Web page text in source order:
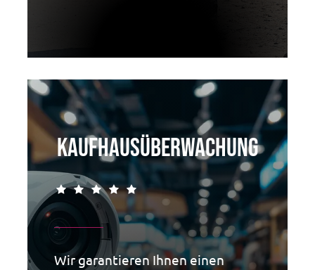
Kaufhausüberwachung
Wir garantieren Ihnen einen